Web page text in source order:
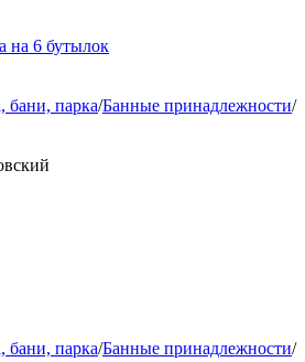
на 6 бутылок
бани, парка/Банные принадлежности/
бани, парка/Банные принадлежности/